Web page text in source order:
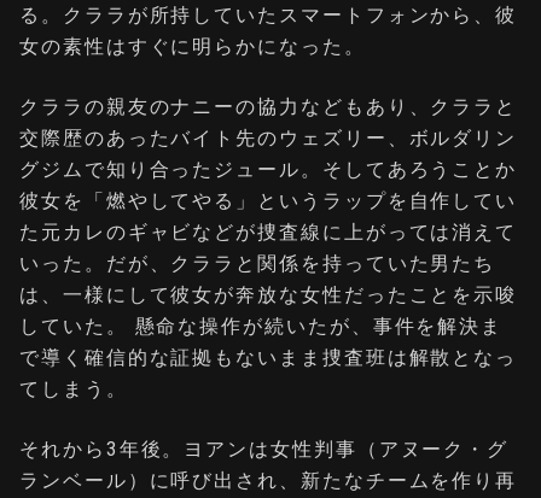
る。クララが所持していたスマートフォンから、彼
女の素性はすぐに明らかになった。
クララの親友のナニーの協力などもあり、クララと
交際歴のあったバイト先のウェズリー、ボルダリン
グジムで知り合ったジュール。そしてあろうことか
彼女を「燃やしてやる」というラップを自作してい
た元カレのギャビなどが捜査線に上がっては消えて
いった。だが、クララと関係を持っていた男たち
は、一様にして彼女が奔放な女性だったことを示唆
していた。 懸命な操作が続いたが、事件を解決ま
で導く確信的な証拠もないまま捜査班は解散となっ
てしまう。
それから3年後。ヨアンは女性判事（アヌーク・グ
ランベール）に呼び出され、新たなチームを作り再